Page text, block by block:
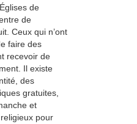
de
de
Ceux qui n’ont
faire des
recevoir de
Il existe
des
gratuites,
et
pour